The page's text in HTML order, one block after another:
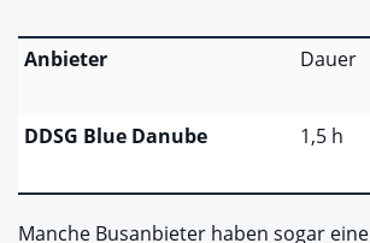
Anbieter Dauer
DDSG Blue Danube 1,5 h
Manche Busanbieter haben sogar eine